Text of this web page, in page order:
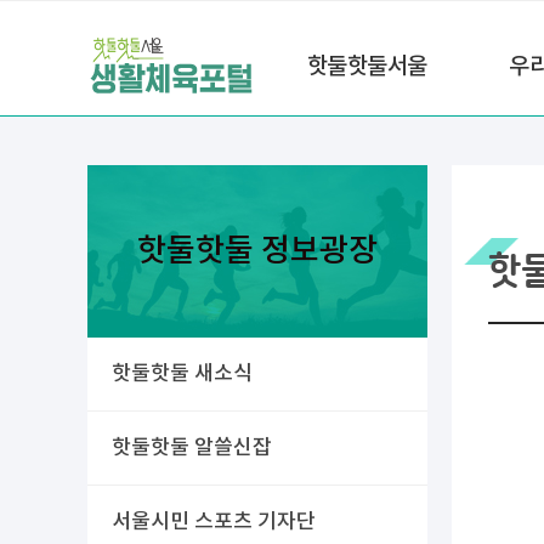
핫둘핫둘서울 우
핫둘핫둘 정보광장
핫둘핫둘 새소식
핫둘핫둘 알쓸신잡
서울시민 스포츠 기자단
핫